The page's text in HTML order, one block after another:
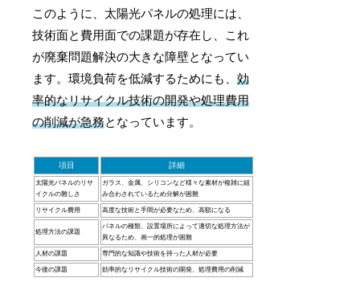
このように、太陽光パネルの処理には、
技術面と費用面での課題が存在し、これ
が廃棄問題解決の大きな障壁となってい
ます。環境負荷を低減するためにも、効
率的なリサイクル技術の開発や処理費用
の削減が急務となっています。
項目 詳細
太陽光パネルのリサ
イクルの難しさ
ガラス、金属、シリコンなど様々な素材が複雑に組
み合わされているため分解が困難
リサイクル費用 高度な技術と手間が必要なため、高額になる
処理方法の課題
パネルの種類、設置場所によって適切な処理方法が
異なるため、画一的処理が困難
人材の課題 専門的な知識や技術を持った人材が必要
今後の課題 効率的なリサイクル技術の開発、処理費用の削減